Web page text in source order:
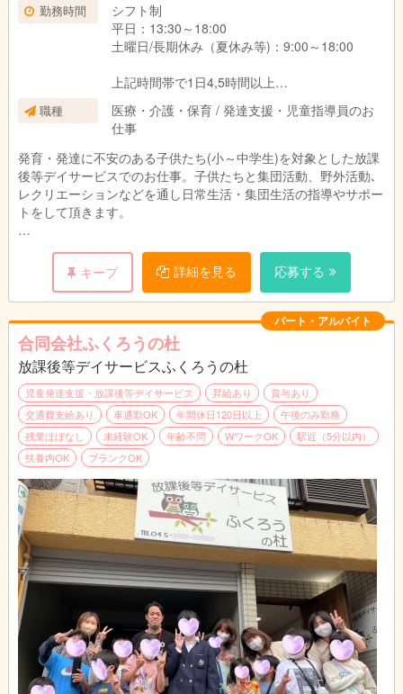
勤務時間
シフト制
平日：13:30～18:00
土曜日/長期休み（夏休み等)：9:00～18:00
上記時間帯で1日4,5時間以上
週2,3日～OKです！
日数・勤務時間は応相談
職種
医療・介護・保育 / 発達支援・児童指導員のお
仕事
発育・発達に不安のある子供たち(小～中学生)を対象とした放課
後等デイサービスでのお仕事。子供たちと集団活動、野外活動､
レクリエーションなどを通し日常生活・集団生活の指導やサポー
トをして頂きます。
送迎業務：平日学校まで迎えに行き、当施設で活動後、ご自宅ま
で送りになります。
学校休業日(土曜日、長期休み)はご自宅からご自宅の送迎になり
ます。
送迎車は１５００ｃｃサイズなので安心です。
送迎範囲は鶴見区内です。
キープ 詳細を見る 応募する
パート・アルバイト
合同会社ふくろうの杜
放課後等デイサービスふくろうの杜
児童発達支援・放課後等デイサービス 昇給あり
賞与あり
交通費支給あり
車通勤OK 年間休日120日以上
午後のみ勤務
残業ほぼなし
未経験OK 年齢不問 WワークOK
駅近（5分以内）
扶養内OK
ブランクOK